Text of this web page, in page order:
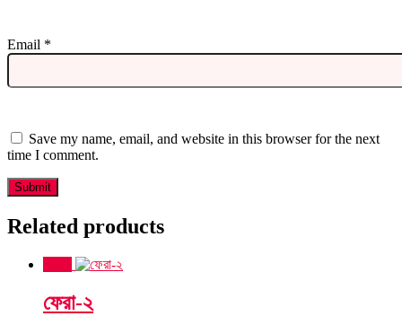
Email *
Save my name, email, and website in this browser for the next
time I comment.
Related products
ফেরা-২